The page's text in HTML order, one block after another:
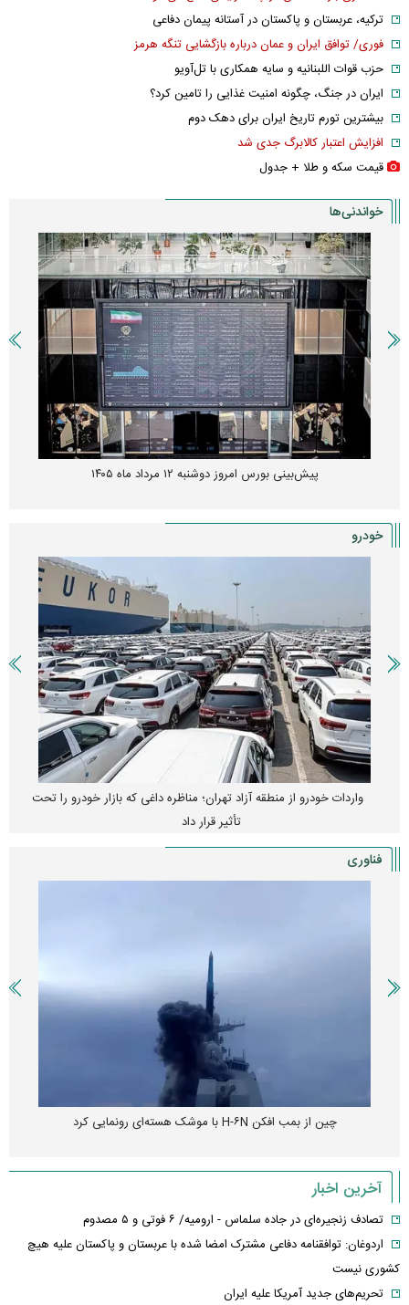
ترکیه، عربستان و پاکستان در آستانه پیمان دفاعی
فوری/ توافق ایران و عمان درباره بازگشایی تنگه هرمز
حزب قوات اللبنانیه و سایه همکاری با تل‌آویو
ایران در جنگ، چگونه امنیت غذایی را تامین کرد؟
بیشترین تورم تاریخ ایران برای دهک دوم
افزایش اعتبار کالابرگ جدی شد
قیمت سکه و طلا + جدول
خواندنی‌ها
پیش‌بینی بورس امروز دوشنبه ۱۲ مرداد ماه ۱۴۰۵
خودرو
واردات خودرو از منطقه آزاد تهران؛ مناظره داغی که بازار خودرو را تحت
تأثیر قرار داد
فناوری
چین از بمب افکن H-۶N با موشک هسته‌ای رونمایی کرد
آخرین اخبار
تصادف زنجیره‌ای در جاده سلماس - ارومیه/ ۶ فوتی و ۵ مصدوم
اردوغان: توافقنامه دفاعی مشترک امضا شده با عربستان و پاکستان علیه هیچ
کشوری نیست
تحریم‌های جدید آمریکا علیه ایران